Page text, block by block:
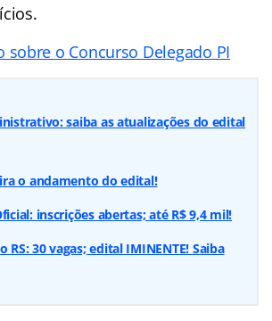
sobre o Concurso Delegado PI
saiba as atualizações do edital
o andamento do edital!
inscrições abertas; até R$ 9,4 mil!
RS: 30 vagas; edital IMINENTE! Saiba